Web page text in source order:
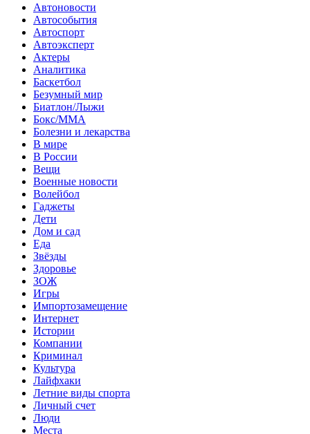
Автоновости
Автособытия
Автоспорт
Автоэксперт
Актеры
Аналитика
Баскетбол
Безумный мир
Биатлон/Лыжи
Бокс/MMA
Болезни и лекарства
В мире
В России
Вещи
Военные новости
Волейбол
Гаджеты
Дети
Дом и сад
Еда
Звёзды
Здоровье
ЗОЖ
Игры
Импортозамещение
Интернет
Истории
Компании
Криминал
Культура
Лайфхаки
Летние виды спорта
Личный счет
Люди
Места